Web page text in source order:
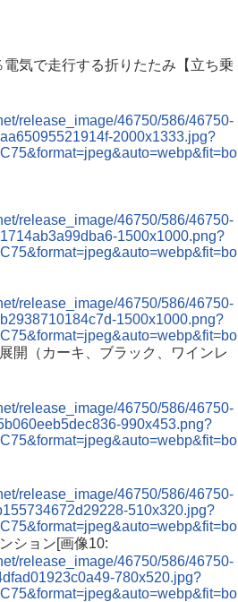
気で走行する折りたたみ【立ち乗
release_image/46750/586/46750-
2000x1333.jpg?
release_image/46750/586/46750-
1500x1000.png?
release_image/46750/586/46750-
1500x1000.png?
開（カーキ、ブラック、ワインレ
release_image/46750/586/46750-
990x453.png?
release_image/46750/586/46750-
510x320.jpg?
ション[画像10:
release_image/46750/586/46750-
780x520.jpg?